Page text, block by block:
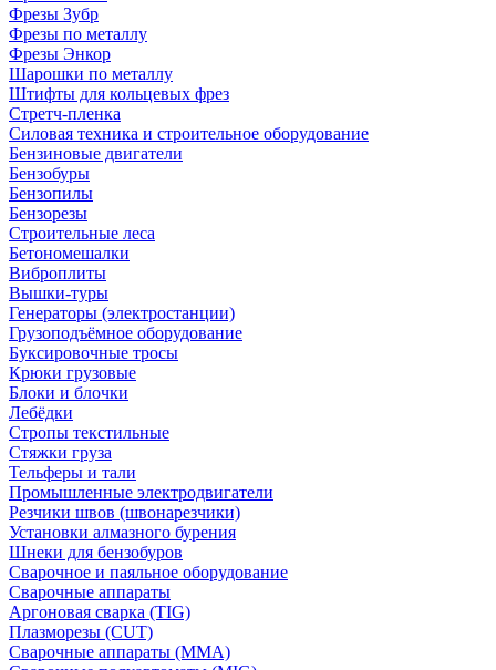
Фрезы Зубр
Фрезы по металлу
Фрезы Энкор
Шарошки по металлу
Штифты для кольцевых фрез
Стретч-пленка
Силовая техника и строительное оборудование
Бензиновые двигатели
Бензобуры
Бензопилы
Бензорезы
Строительные леса
Бетономешалки
Виброплиты
Вышки-туры
Генераторы (электростанции)
Грузоподъёмное оборудование
Буксировочные тросы
Крюки грузовые
Блоки и блочки
Лебёдки
Стропы текстильные
Стяжки груза
Тельферы и тали
Промышленные электродвигатели
Резчики швов (швонарезчики)
Установки алмазного бурения
Шнеки для бензобуров
Сварочное и паяльное оборудование
Сварочные аппараты
Аргоновая сварка (TIG)
Плазморезы (CUT)
Сварочные аппараты (MMA)